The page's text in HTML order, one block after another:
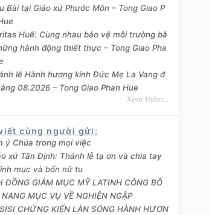
Bài tại Giáo xứ Phước Môn – Tong Giao P
Huế: Cùng nhau bảo vệ môi trường bằ
hành động thiết thực – Tong Giao Pha
lễ Hành hương kính Đức Mẹ La Vang đ
08.2026 – Tong Giao Phan Hue
Xem thêm...
cùng người gửi :
ý Chúa trong mọi việc
xứ Tân Định: Thánh lễ tạ ơn và chia tay
mục và bốn nữ tu
ĐỒNG GIÁM MỤC MỸ LATINH CÔNG BỐ
MỤC VỤ VỀ NGHIỆN NGẬP
CHỨNG KIẾN LÀN SÓNG HÀNH HƯƠN